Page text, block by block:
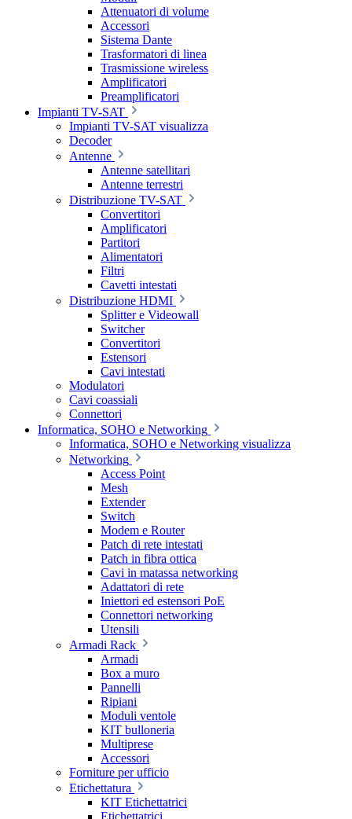
Attenuatori di volume
Accessori
Sistema Dante
Trasformatori di linea
Trasmissione wireless
Amplificatori
Preamplificatori
Impianti TV-SAT
Impianti TV-SAT visualizza
Decoder
Antenne
Antenne satellitari
Antenne terrestri
Distribuzione TV-SAT
Convertitori
Amplificatori
Partitori
Alimentatori
Filtri
Cavetti intestati
Distribuzione HDMI
Splitter e Videowall
Switcher
Convertitori
Estensori
Cavi intestati
Modulatori
Cavi coassiali
Connettori
Informatica, SOHO e Networking
Informatica, SOHO e Networking visualizza
Networking
Access Point
Mesh
Extender
Switch
Modem e Router
Patch di rete intestati
Patch in fibra ottica
Cavi in matassa networking
Adattatori di rete
Iniettori ed estensori PoE
Connettori networking
Utensili
Armadi Rack
Armadi
Box a muro
Pannelli
Ripiani
Moduli ventole
KIT bulloneria
Multiprese
Accessori
Forniture per ufficio
Etichettatura
KIT Etichettatrici
Etichettatrici